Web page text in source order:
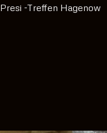
Presi -Treffen Hagenow